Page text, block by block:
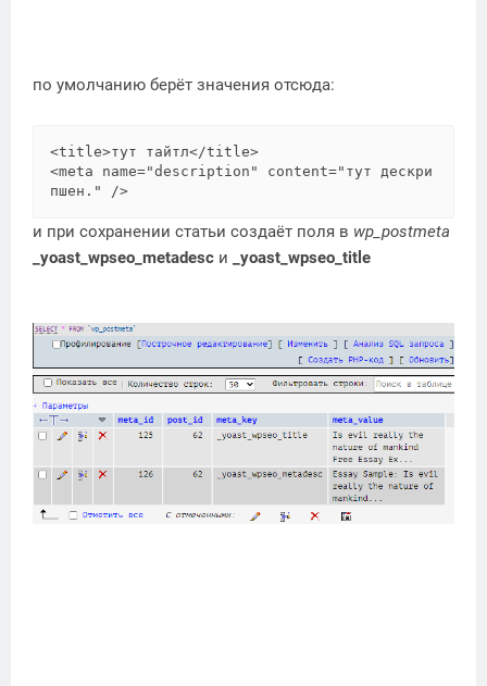
по умолчанию берёт значения отсюда:
<title>тут тайтл</title>
<meta name="description" content="тут дескри
и при сохранении статьи создаёт поля в wp_postmeta
_yoast_wpseo_metadesc и _yoast_wpseo_title